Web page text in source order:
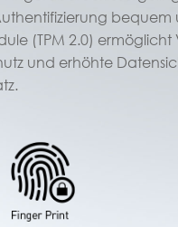
bequem
(TPM 2.0)
und erhöhte